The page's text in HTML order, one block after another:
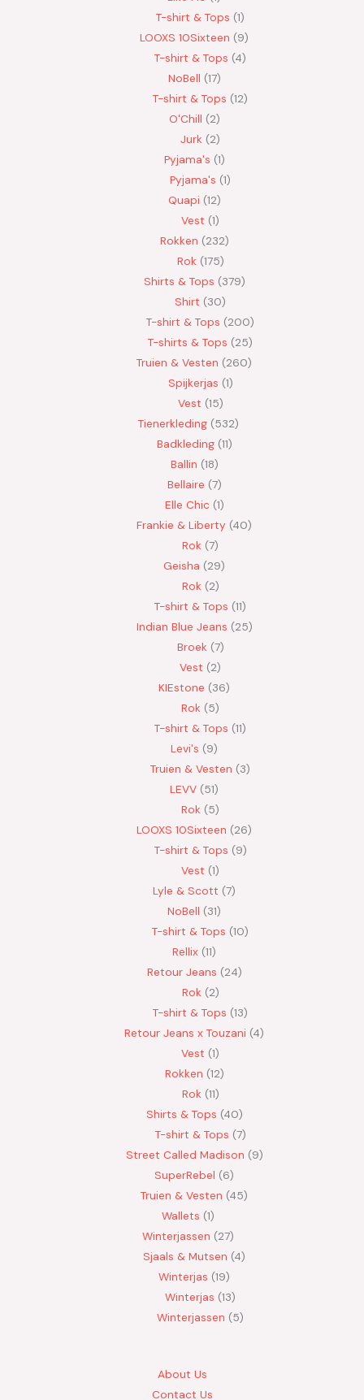
T-shirt & Tops 1
LOOXS 10Sixteen
9
T-shirt & Tops 4
NoBell 17
T-shirt & Tops 12
O'Chill 2
Jurk 2
Pyjama's 1
Pyjama's 1
Quapi 12
Vest 1
Rokken 232
Rok 175
Shirts & Tops 379
Shirt
30
T-shirt & Tops
200
T-shirts & Tops
25
Truien & Vesten
260
Spijkerjas 1
Vest 15
Tienerkleding 532
Badkleding 11
Ballin 18
Bellaire 7
Elle Chic 1
Frankie & Liberty 40
Rok 7
Geisha
29
Rok 2
T-shirt & Tops 11
Indian Blue Jeans 25
Broek 7
Vest
2
KIEstone
36
Rok 5
T-shirt & Tops 11
Levi's
9
Truien & Vesten
3
LEVV 51
Rok 5
LOOXS 10Sixteen
26
T-shirt & Tops 9
Vest 1
Lyle & Scott 7
NoBell
31
T-shirt & Tops 10
Rellix 11
Retour Jeans 24
Rok 2
T-shirt & Tops 13
Retour Jeans x Touzani 4
Vest 1
Rokken 12
Rok 11
Shirts & Tops 40
T-shirt & Tops 7
Street Called Madison 9
SuperRebel
6
Truien & Vesten 45
Wallets 1
Winterjassen
27
Sjaals & Mutsen 4
Winterjas 19
Winterjas 13
Winterjassen
5
About Us
Contact Us